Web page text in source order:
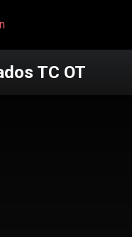
TC OT